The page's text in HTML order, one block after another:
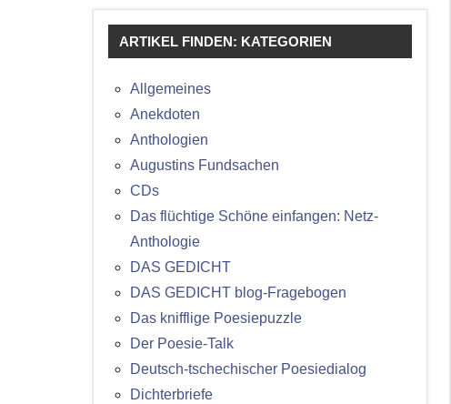
ARTIKEL FINDEN: KATEGORIEN
Allgemeines
Anekdoten
Anthologien
Augustins Fundsachen
CDs
Das flüchtige Schöne einfangen: Netz-
Anthologie
DAS GEDICHT
DAS GEDICHT blog-Fragebogen
Das knifflige Poesiepuzzle
Der Poesie-Talk
Deutsch-tschechischer Poesiedialog
Dichterbriefe